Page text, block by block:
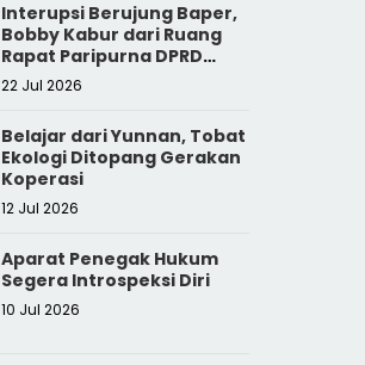
Interupsi Berujung Baper,
Bobby Kabur dari Ruang
Rapat Paripurna DPRD
Sumut
22 Jul 2026
Belajar dari Yunnan, Tobat
Ekologi Ditopang Gerakan
Koperasi
12 Jul 2026
Aparat Penegak Hukum
Segera Introspeksi Diri
10 Jul 2026